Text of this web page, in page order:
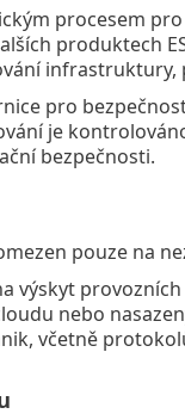
procesem
infrastruktury,
pro
je
bezpečnosti.
pouze na
výskyt
nebo
včetně